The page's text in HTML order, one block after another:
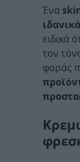
Ένα
ειδικά
τον
φοράς